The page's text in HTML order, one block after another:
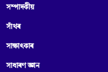
সম্পাদকীয়
সাঁথৰ
সাক্ষাৎকাৰ
সাধাৰণ জ্ঞান